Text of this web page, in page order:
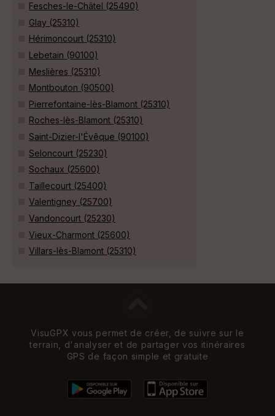
Fesches-le-Châtel (25490)
Glay (25310)
Hérimoncourt (25310)
Lebetain (90100)
Meslières (25310)
Montbouton (90500)
Pierrefontaine-lès-Blamont (25310)
Roches-lès-Blamont (25310)
Saint-Dizier-l'Évêque (90100)
Seloncourt (25230)
Sochaux (25600)
Taillecourt (25400)
Valentigney (25700)
Vandoncourt (25230)
Vieux-Charmont (25600)
Villars-lès-Blamont (25310)
VisuGPX vous permet de créer, de suivre sur le
terrain, d'analyser et de partager vos itinéraires
GPS de façon simple et gratuite